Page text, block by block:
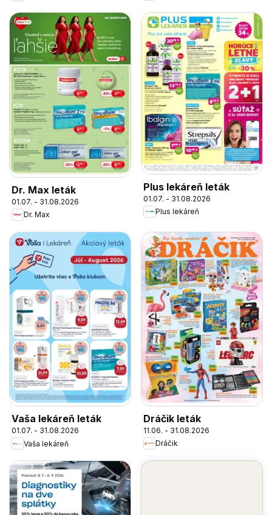
Dr. Max leták
01.07. - 31.08.2026
Dr. Max
Plus lekáreň leták
01.07. - 31.08.2026
Plus lekáreň
Vaša lekáreň leták
01.07. - 31.08.2026
Vaša lekáreň
Dráčik leták
11.06. - 31.08.2026
Dráčik